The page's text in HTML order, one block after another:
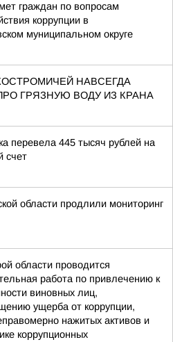
граждан по вопросам
коррупции в
муниципальном округе
НАВСЕГДА
ГРЯЗНУЮ ВОДУ ИЗ КРАНА
перевела 445 тысяч рублей на
счет
области продлили мониторинг
области проводится
работа по привлечению к
виновных лиц,
ущерба от коррупции,
нажитых активов и
коррупционных